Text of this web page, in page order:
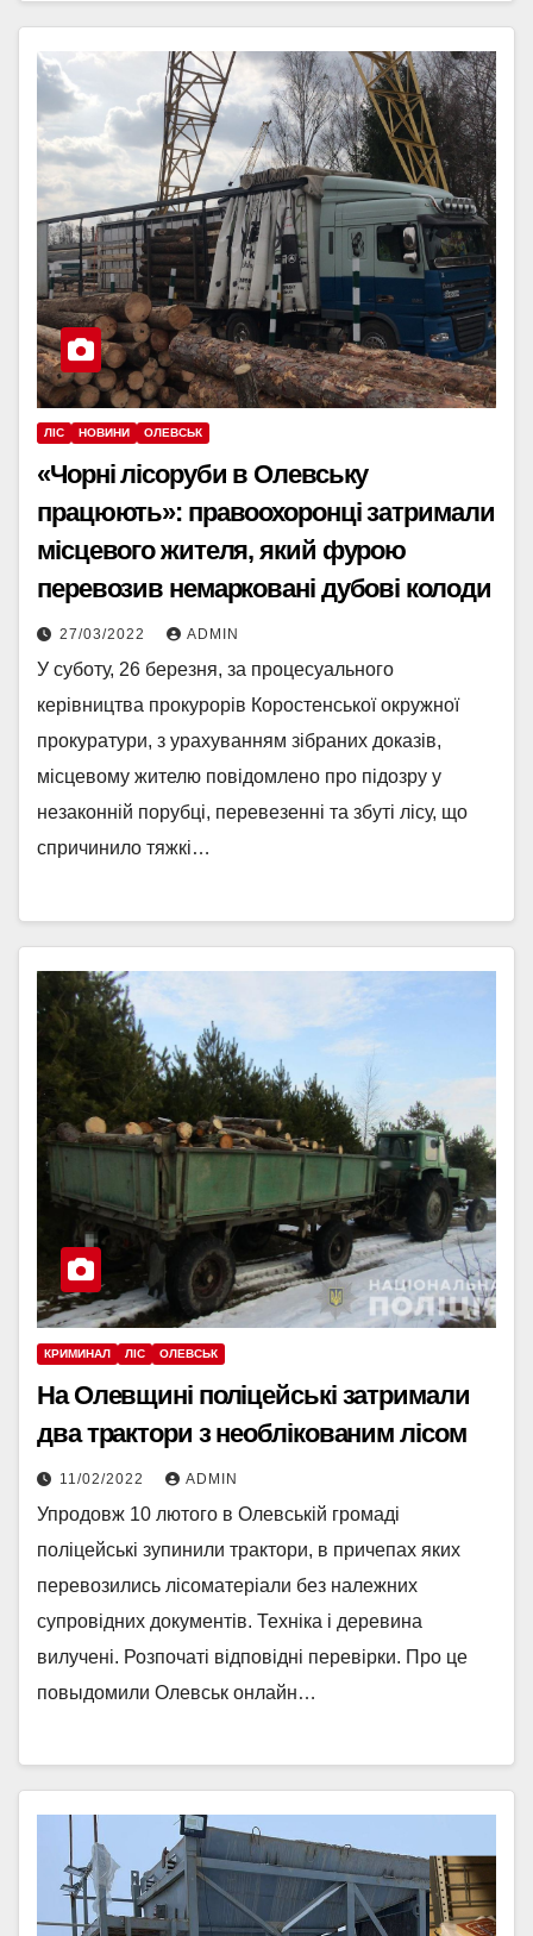
ЛІС НОВИНИ ОЛЕВСЬК
«Чорні лісоруби в Олевську
працюють»: правоохоронці затримали
місцевого жителя, який фурою
перевозив немарковані дубові колоди
27/03/2022 ADMIN
У суботу, 26 березня, за процесуального
керівництва прокурорів Коростенської окружної
прокуратури, з урахуванням зібраних доказів,
місцевому жителю повідомлено про підозру у
незаконній порубці, перевезенні та збуті лісу, що
спричинило тяжкі…
КРИМИНАЛ ЛІС ОЛЕВСЬК
На Олевщині поліцейські затримали
два трактори з необлікованим лісом
11/02/2022 ADMIN
Упродовж 10 лютого в Олевській громаді
поліцейські зупинили трактори, в причепах яких
перевозились лісоматеріали без належних
супровідних документів. Техніка і деревина
вилучені. Розпочаті відповідні перевірки. Про це
повыдомили Олевськ онлайн…